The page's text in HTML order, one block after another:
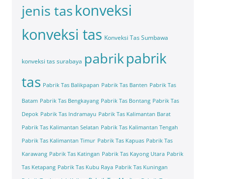
jenis taskonveksi
konveksi tas Konveksi Tas Sumbawa
konveksi tas surabaya pabrikpabrik
tas Pabrik Tas Balikpapan Pabrik Tas Banten Pabrik Tas
Batam Pabrik Tas Bengkayang Pabrik Tas Bontang Pabrik Tas
Depok Pabrik Tas Indramayu Pabrik Tas Kalimantan Barat
Pabrik Tas Kalimantan Selatan Pabrik Tas Kalimantan Tengah
Pabrik Tas Kalimantan Timur Pabrik Tas Kapuas Pabrik Tas
Karawang Pabrik Tas Katingan Pabrik Tas Kayong Utara Pabrik
Tas Ketapang Pabrik Tas Kubu Raya Pabrik Tas Kuningan